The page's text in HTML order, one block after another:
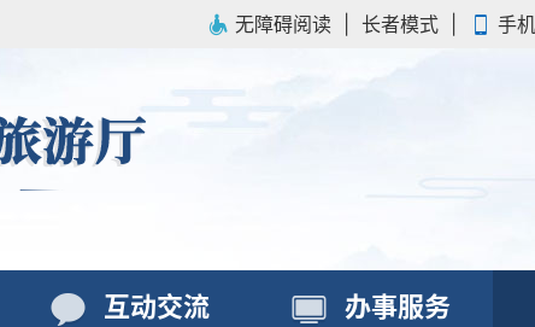
无障碍阅读 长者模式 手
互动交流 办事服务